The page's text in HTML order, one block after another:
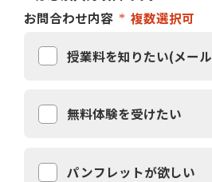
お問合わせ内容
複数選択可
授業料を知りたい(メー
無料体験を受けたい
パンフレットが欲しい